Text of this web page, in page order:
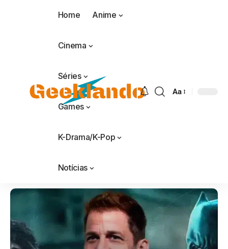
Home Anime
Cinema
Séries
Games
K-Drama/K-Pop
Notícias
Aa